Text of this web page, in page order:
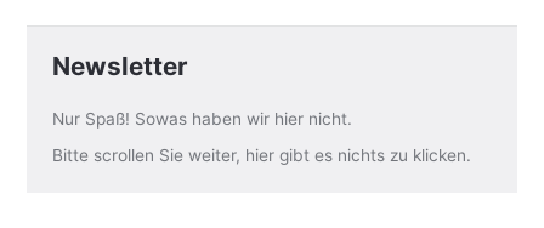
Newsletter
Nur Spaß! Sowas haben wir hier nicht.
Bitte scrollen Sie weiter, hier gibt es nichts zu klicken.